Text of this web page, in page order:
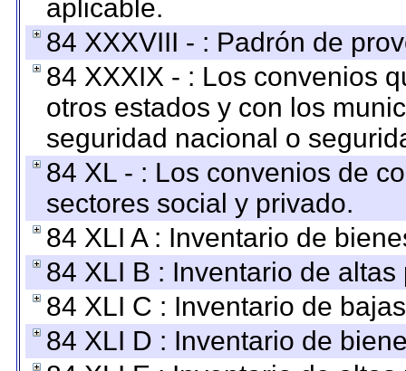
aplicable.
84 XXXVIII - : Padrón de
84 XXXIX - : Los convenios
otros estados y con los
seguridad nacional o
84 XL - : Los convenios de
sectores social y privado.
84 XLI A : Inventario de
84 XLI B : Inventario de
84 XLI C : Inventario de
84 XLI D : Inventario de